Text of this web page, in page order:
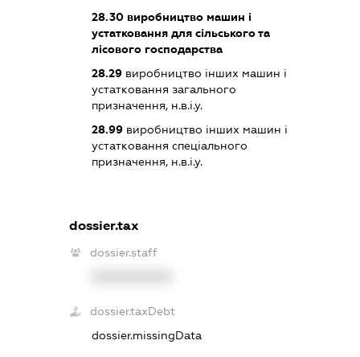
28.30виробництво машин і
устатковання для сільського та
лісового господарства
28.29виробництво інших машин і
устатковання загального
призначення, н.в.і.у.
28.99виробництво інших машин і
устатковання спеціального
призначення, н.в.і.у.
dossier.tax
dossier.staff
dossier.taxDebt
dossier.missingData